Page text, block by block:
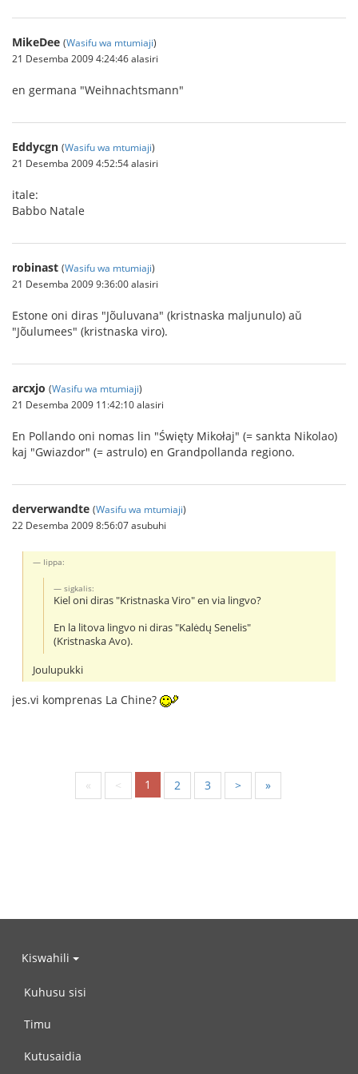
MikeDee (Wasifu wa mtumiaji)
21 Desemba 2009 4:24:46 alasiri
en germana "Weihnachtsmann"
Eddycgn (Wasifu wa mtumiaji)
21 Desemba 2009 4:52:54 alasiri
itale:
Babbo Natale
robinast (Wasifu wa mtumiaji)
21 Desemba 2009 9:36:00 alasiri
Estone oni diras "Jõuluvana" (kristnaska maljunulo) aŭ
"Jõulumees" (kristnaska viro).
arcxjo (Wasifu wa mtumiaji)
21 Desemba 2009 11:42:10 alasiri
En Pollando oni nomas lin "Święty Mikołaj" (= sankta Nikolao)
kaj "Gwiazdor" (= astrulo) en Grandpollanda regiono.
derverwandte (Wasifu wa mtumiaji)
22 Desemba 2009 8:56:07 asubuhi
Iippa:
sigkalis:
Kiel oni diras "Kristnaska Viro" en via lingvo?
En la litova lingvo ni diras "Kalėdų Senelis"
(Kristnaska Avo).
Joulupukki
jes.vi komprenas La Chine?
« < 1 2 3 > »
Kiswahili
Kuhusu sisi
Timu
Kutusaidia